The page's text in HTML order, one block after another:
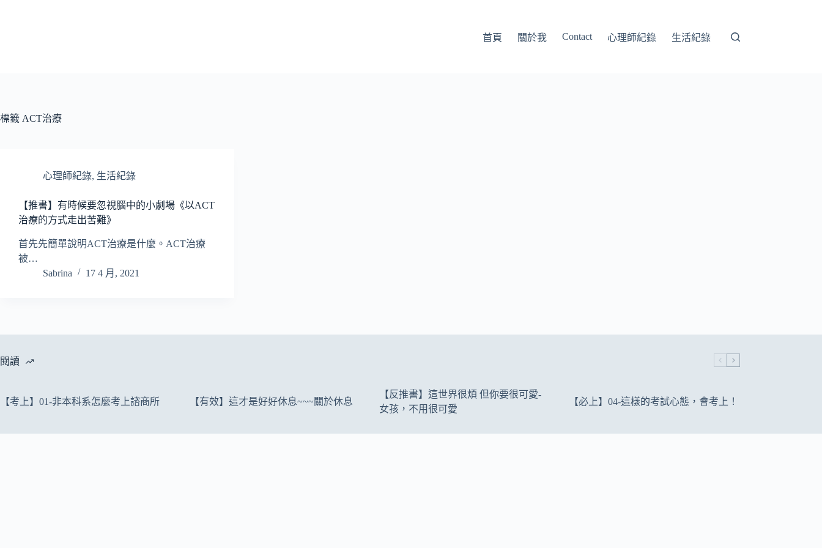
首頁 關於我 Contact 心理師紀錄 生活紀錄
標籤 ACT治療
心理師紀錄, 生活紀錄
【推書】有時候要忽視腦中的小劇場《以ACT
治療的方式走出苦難》
首先先簡單說明ACT治療是什麼。ACT治療
被…
Sabrina
17 4 月, 2021
閱讀
【考上】01-非本科系怎麼考上諮商所 【有效】這才是好好休息~~~關於休息
【反推書】這世界很煩 但你要很可愛-
女孩，不用很可愛
【必上】04-這樣的考試心態，會考上！